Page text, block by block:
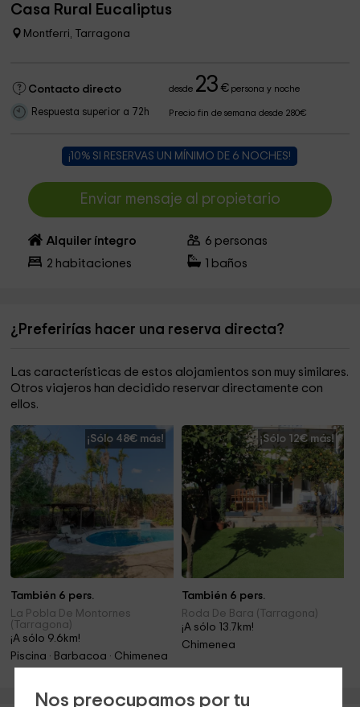
Nos preocupamos por tu
Casa Rural Eucaliptus
Montferri, Tarragona
Contacto directo desde 23 €persona y noche
Respuesta superior a 72h Precio fin de semana desde 280€
¡10% SI RESERVAS UN MÍNIMO DE 6 NOCHES!
Enviar mensaje al propietario
Alquiler íntegro 6 personas
2 habitaciones baños
¿Preferirías hacer una reserva directa?
Las características de estos alojamientos son muy similares.
Otros viajeros han decidido reservar directamente con
ellos.
¡Sólo 48€ más!
También 6 pers.
La Pobla De Montornes
(Tarragona)
¡A sólo 9.6km!
Piscina · Barbacoa · Chimenea
¡Sólo 12€ más!
También 6 pers.
Roda De Bara (Tarragona)
¡A sólo 13.7km!
Chimenea